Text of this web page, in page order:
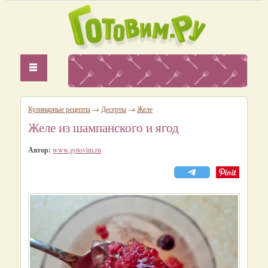
Кулинарные рецепты → Десерты → Желе
Желе из шампанского и ягод
Автор: www.gotovim.ru